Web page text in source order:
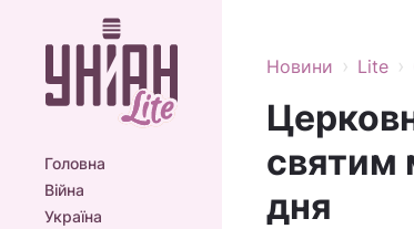
Головна
Війна
Україна
Новини › Lite ›
святим
дня